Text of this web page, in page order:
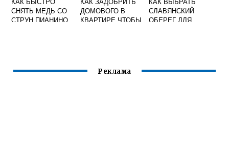
СНЯТЬ МЕДЬ СО
СТРУН ПИАНИНО
ДОМОВОГО В
КВАРТИРЕ ЧТОБЫ
СЛАВЯНСКИЙ
ОБЕРЕГ ДЛЯ
Реклама